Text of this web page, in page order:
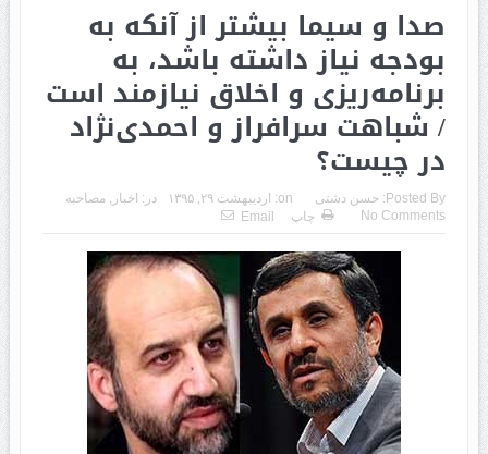
صدا و سیما بیشتر از آنکه به
بودجه نیاز داشته باشد، به
برنامه‌ریزی و اخلاق نیازمند است
/ شباهت سرافراز و احمدی‌نژاد
در چیست؟
Posted By: حسن دشتی on: اردیبهشت ۲۹, ۱۳۹۵ در: اخبار , مصاحبه
No Comments
چاپ Email